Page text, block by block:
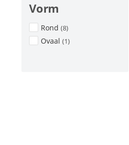
Vorm
Rond (8)
Ovaal (1)